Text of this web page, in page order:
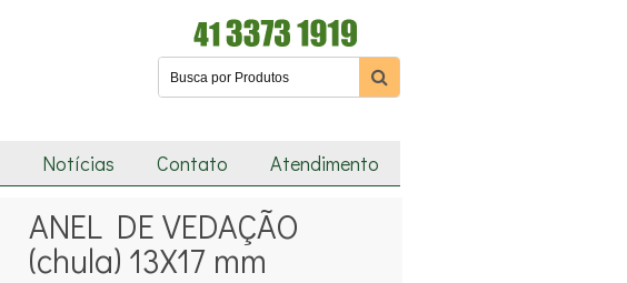
Notícias Contato Atendimento
ANEL DE VEDAÇÃO
(chula) 13X17 mm